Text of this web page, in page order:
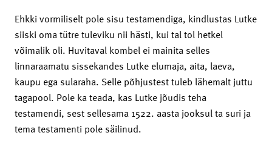
Ehkki vormiliselt pole sisu testamendiga, kindlustas Lutke
siiski oma tütre tuleviku nii hästi, kui tal tol hetkel
võimalik oli. Huvitaval kombel ei mainita selles
linnaraamatu sissekandes Lutke elumaja, aita, laeva,
kaupu ega sularaha. Selle põhjustest tuleb lähemalt juttu
tagapool. Pole ka teada, kas Lutke jõudis teha
testamendi, sest sellesama 1522. aasta jooksul ta suri ja
tema testamenti pole säilinud.